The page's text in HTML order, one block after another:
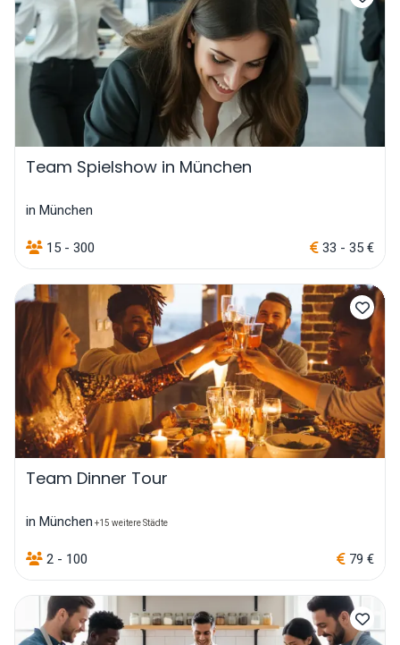
Team Spielshow in München
in München
15 - 300 33 - 35 €
Team Dinner Tour
in München +15 weitere Städte
2 - 100 79 €